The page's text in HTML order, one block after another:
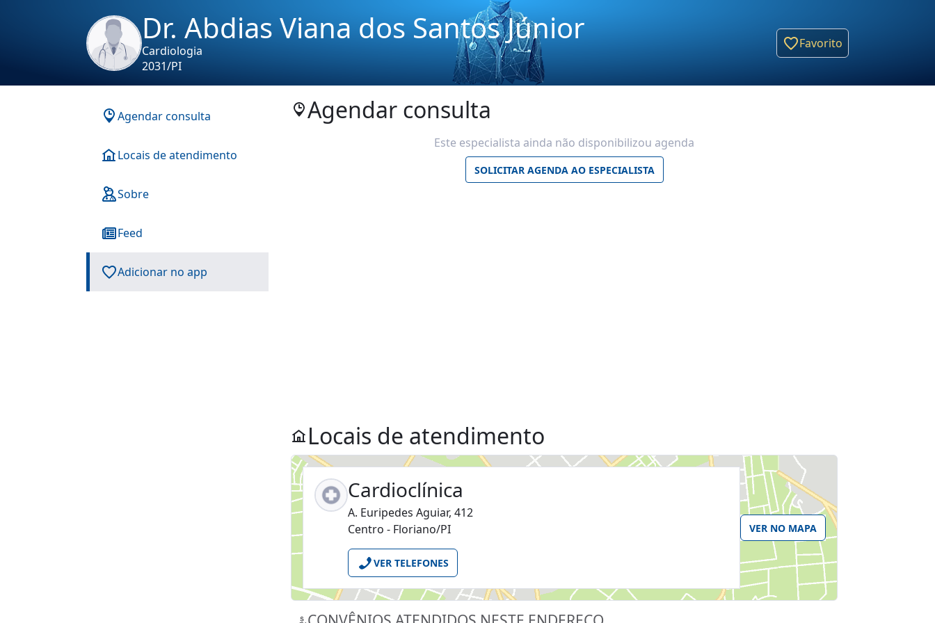
Dr. Abdias Viana dos Santos Júnior
Cardiologia
2031/PI
Favorito
Agendar consulta
Locais de atendimento
Sobre
Feed
Adicionar no app
Agendar consulta
Locais de atendimento
Cardioclínica
A. Euripedes Aguiar, 412
Centro - Floriano/PI
VER TELEFONES
VER NO MAPA